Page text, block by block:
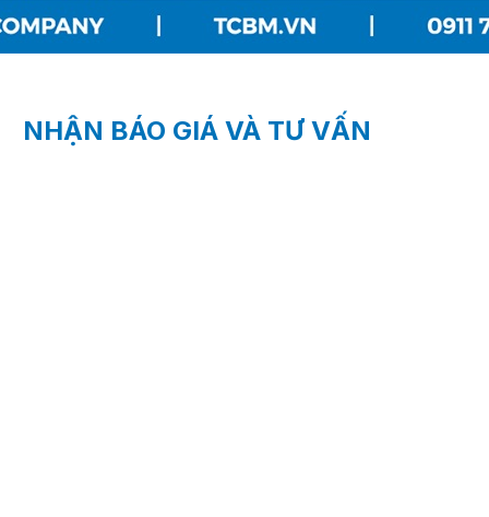
NHẬN BÁO GIÁ VÀ TƯ VẤN